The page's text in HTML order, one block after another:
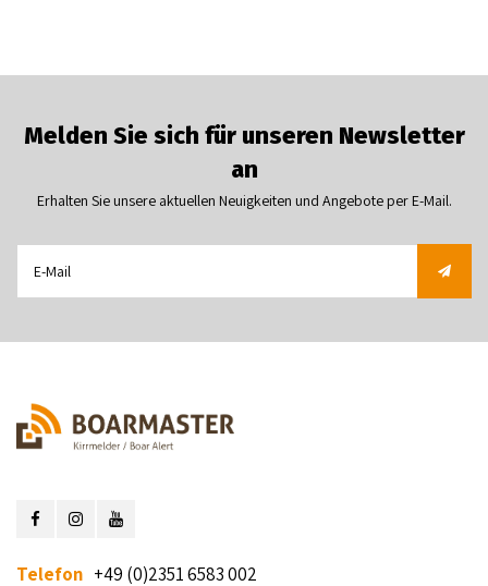
Melden Sie sich für unseren Newsletter
an
Erhalten Sie unsere aktuellen Neuigkeiten und Angebote per E-Mail.
Telefon +49 (0)2351 6583 002